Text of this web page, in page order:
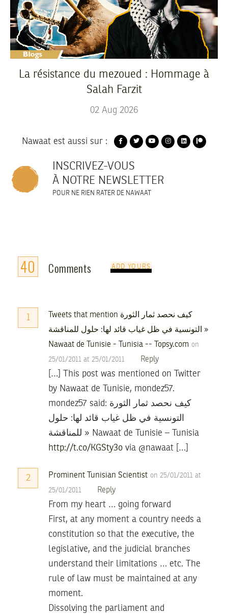
La résistance du mezoued : Hommage à
Salah Farzit
02 Aug 2026
Nawaat est aussi sur :
INSCRIVEZ-VOUS
À NOTRE NEWSLETTER
POUR NE RIEN RATER DE NAWAAT
40 Comments ADD YOURS
Tweets that mention كيف نحصد ثمار الثورة
التونسية في ظل غياب قائد لها: حلول للمناقشة »
Nawaat de Tunisie - Tunisia -- Topsy.com on
25/01/2011 at 25/01/2011 Reply
[…] This post was mentioned on Twitter
by Nawaat de Tunisie, mondez57.
mondez57 said: كيف نحصد ثمار الثورة
التونسية في ظل غياب قائد لها: حلول
للمناقشة » Nawaat de Tunisie – Tunisia
http://t.co/KGSty3o via @nawaat […]
2 Prominent Tunisian Scientist on 25/01/2011 at
25/01/2011 Reply
From my heart … going forward
First, at any moment a country needs a
constitution so that the executive, the
legislative, and the judicial branches
understand their limitations … etc. The
rule of law must be maintained at any
moment.
Dissolving the parliament and